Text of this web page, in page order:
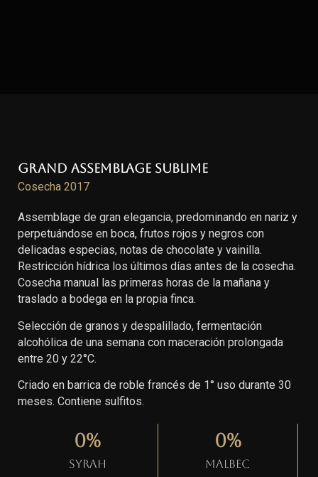
Grand Assemblage Sublime
Cosecha 2017
Assemblage de gran elegancia, predominando en nariz y
perpetuándose en boca, frutos rojos y negros con
delicadas especias, notas de chocolate y vainilla.
Restricción hídrica los últimos días antes de la cosecha.
Cosecha manual las primeras horas de la mañana y
traslado a bodega en la propia finca.
Selección de granos y despalillado, fermentación
alcohólica de una semana con maceración prolongada
entre 20 y 22°C.
Criado en barrica de roble francés de 1° uso durante 30
meses. Contiene sulfitos.
Syrah
0%
Malbec
0%